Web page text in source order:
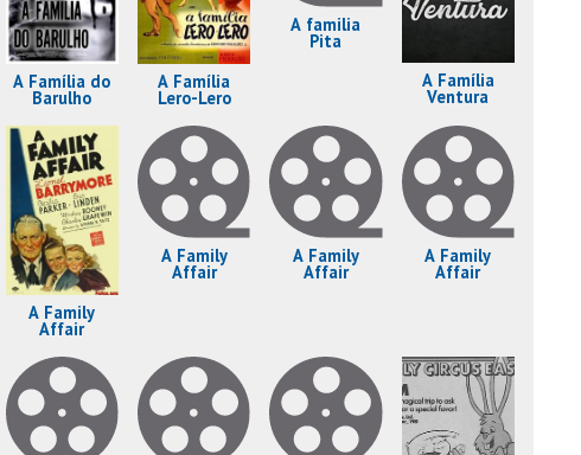
A Família do
Barulho
A Família
Lero-Lero
A familia
Pita
A Família
Ventura
A Family
Affair
A Family
Affair
A Family
Affair
A Family
Affair